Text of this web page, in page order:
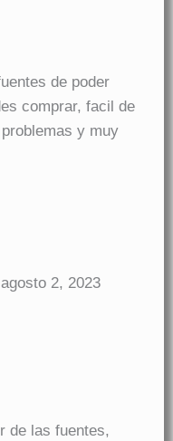
de poder
comprar, facil de
y muy
agosto 2, 2023
de las fuentes,